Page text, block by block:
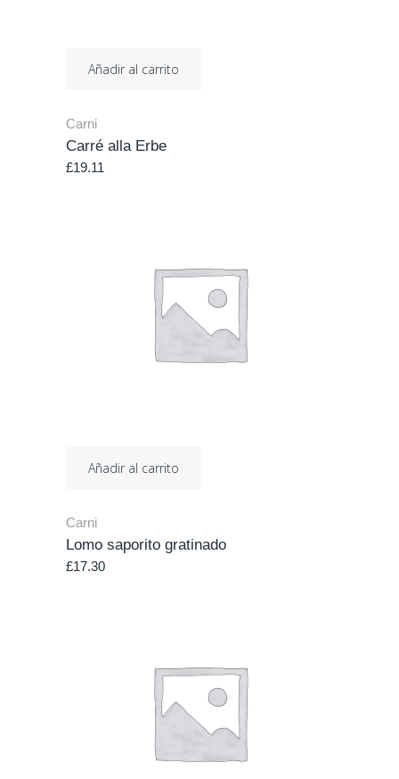
Añadir al carrito
Carni
Carré alla Erbe
£19.11
Añadir al carrito
Carni
Lomo saporito gratinado
£17.30